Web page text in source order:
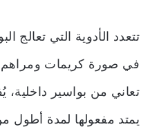
تتعدد الأدوية التي تعالج
في صورة كريمات ومراهم
تعاني من بواسير
يمتد مفعولها لمدة أطول